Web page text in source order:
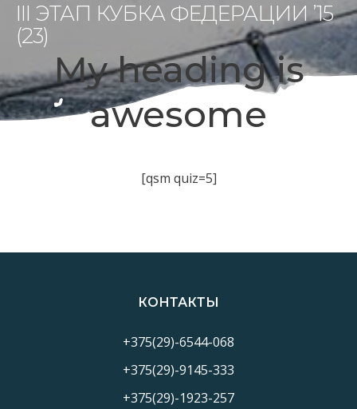
III ЭТАП КУБКА ФЕДЕРАЦИИ ’15
(23)
My heading is
awesome
[qsm quiz=5]
КОНТАКТЫ
+375(29)-6544-068
+375(29)-9145-333
+375(29)-1923-257